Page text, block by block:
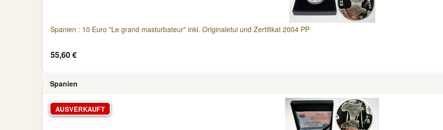
Spanien : 10 Euro "Le grand masturbateur" inkl. Originaletui und Zertifikat 2004 PP
55,60 €
Spanien
AUSVERKAUFT